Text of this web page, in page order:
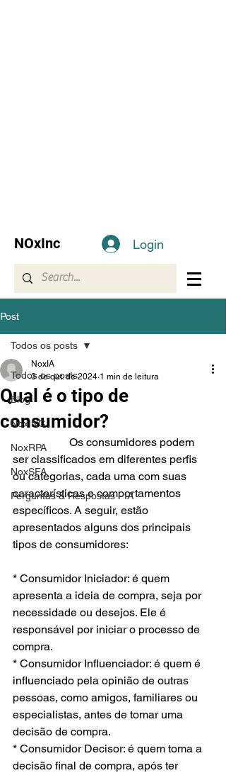
NOxInc Login
Post
Todos os posts
Blog
NoxINC
NoxRPA
NoxSFA
Perguntas & Respostas - IA
Todos os posts
Qual é o tipo de
consumidor?
NoxIA
3 de out. de 2024 1 min de leitura
		Os consumidores podem
ser classificados em diferentes perfis
ou categorias, cada uma com suas
características e comportamentos
específicos. A seguir, estão
apresentados alguns dos principais
tipos de consumidores:
* Consumidor Iniciador: é quem
apresenta a ideia de compra, seja por
necessidade ou desejos. Ele é
responsável por iniciar o processo de
compra.
* Consumidor Influenciador: é quem é
influenciado pela opinião de outras
pessoas, como amigos, familiares ou
especialistas, antes de tomar uma
decisão de compra.
* Consumidor Decisor: é quem toma a
decisão final de compra, após ter